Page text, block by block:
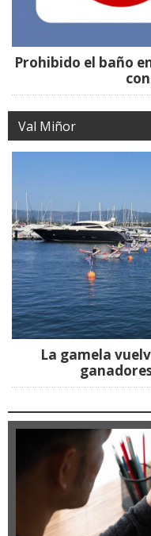
Prohibido el baño
Val Miñor
La gamela